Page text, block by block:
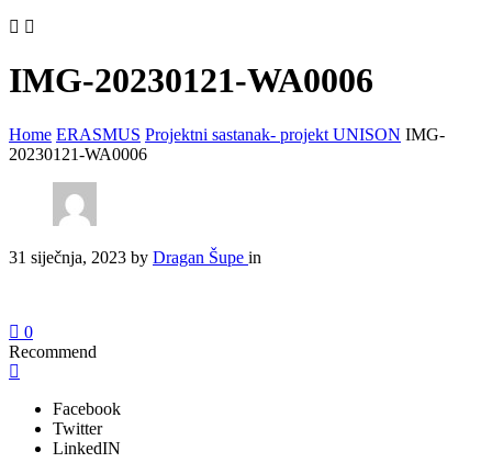
IMG-20230121-WA0006
Home ERASMUS Projektni sastanak- projekt UNISON IMG-
20230121-WA0006
31 siječnja, 2023 by Dragan Šupe in
0
Recommend
Facebook
Twitter
LinkedIN